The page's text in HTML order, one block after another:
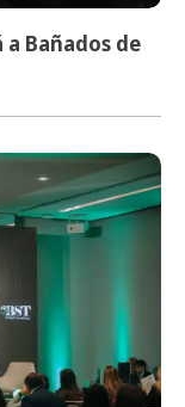
Bañados de